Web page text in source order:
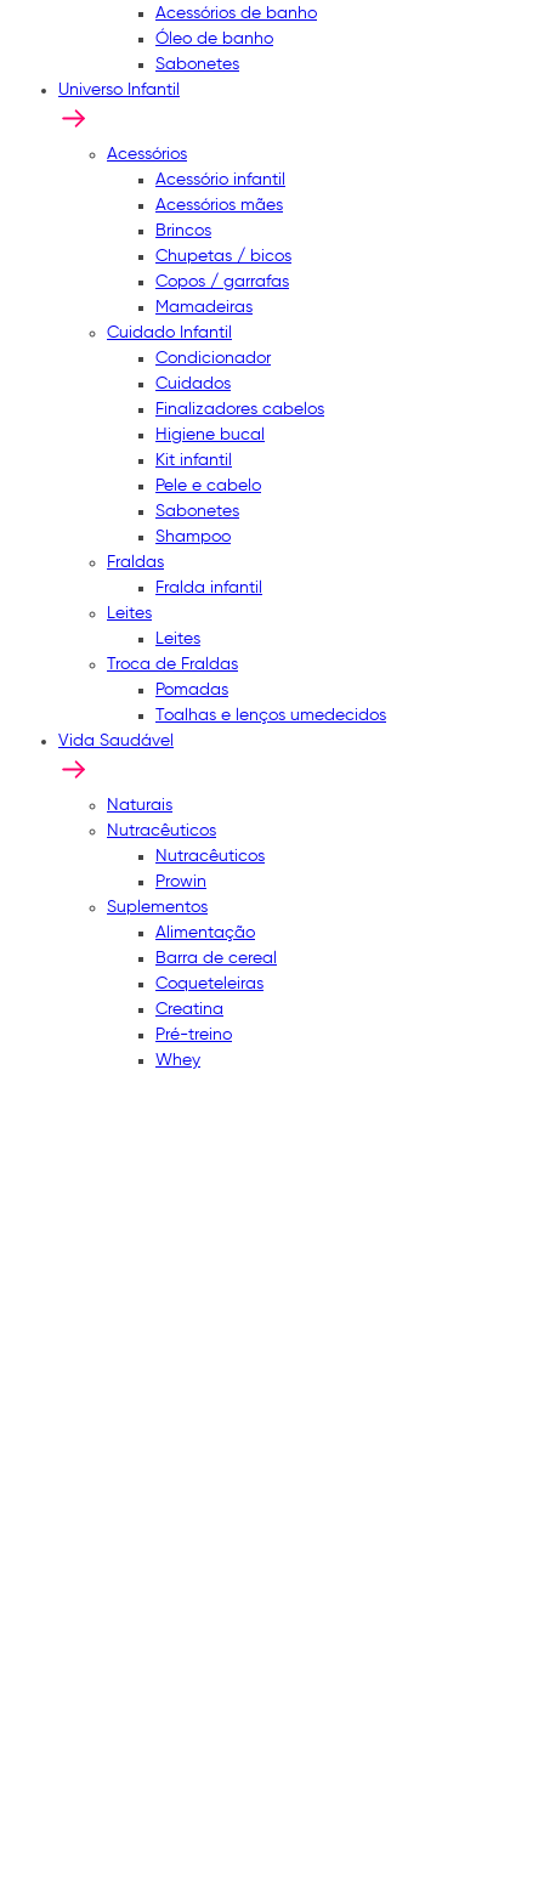
Acessórios de banho
Óleo de banho
Sabonetes
Universo Infantil
Acessórios
Acessório infantil
Acessórios mães
Brincos
Chupetas / bicos
Copos / garrafas
Mamadeiras
Cuidado Infantil
Condicionador
Cuidados
Finalizadores cabelos
Higiene bucal
Kit infantil
Pele e cabelo
Sabonetes
Shampoo
Fraldas
Fralda infantil
Leites
Leites
Troca de Fraldas
Pomadas
Toalhas e lenços umedecidos
Vida Saudável
Naturais
Nutracêuticos
Nutracêuticos
Prowin
Suplementos
Alimentação
Barra de cereal
Coqueteleiras
Creatina
Pré-treino
Whey